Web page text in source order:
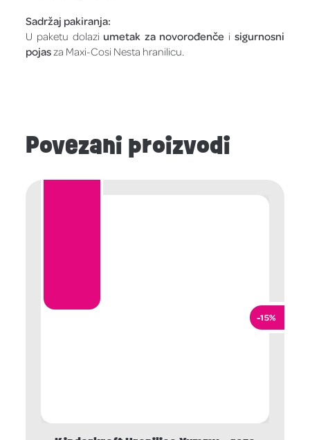
Sadržaj pakiranja:
U paketu dolazi umetak za novorođenče i sigurnosni
pojasza Maxi-Cosi Nesta hranilicu.
Povezani proizvodi
-15%